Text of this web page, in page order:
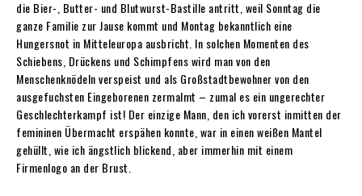
die Bier-, Butter- und Blutwurst-Bastille antritt, weil Sonntag die
ganze Familie zur Jause kommt und Montag bekanntlich eine
Hungersnot in Mitteleuropa ausbricht. In solchen Momenten des
Schiebens, Drückens und Schimpfens wird man von den
Menschenknödeln verspeist und als Großstadtbewohner von den
ausgefuchsten Eingeborenen zermalmt – zumal es ein ungerechter
Geschlechterkampf ist! Der einzige Mann, den ich vorerst inmitten der
femininen Übermacht erspähen konnte, war in einen weißen Mantel
gehüllt, wie ich ängstlich blickend, aber immerhin mit einem
Firmenlogo an der Brust.